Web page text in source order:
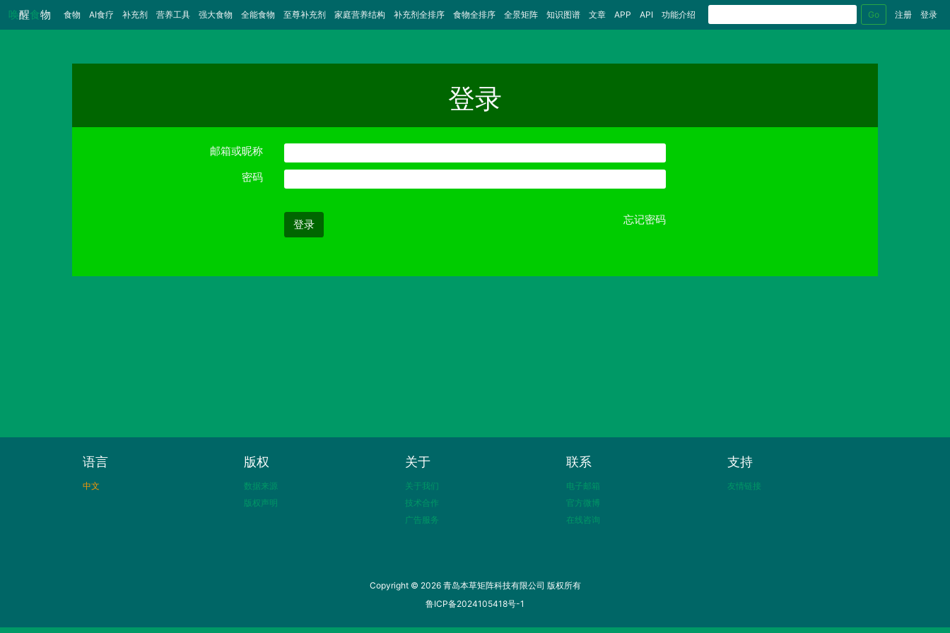
唤醒食物 食物 （当前）
AI食疗 补充剂 营养工具 强大食物 全能食物 至尊补充剂 家庭营养结构 补充剂全排序 食物全排序 全景矩阵 知识图谱 文章 APP API 功能介绍 Go 注册 登录
登录
邮箱或昵称
密码
登录 忘记密码
语言
中文
版权
数据来源
版权声明
关于
关于我们
技术合作
广告服务
联系
电子邮箱
官方微博
在线咨询
支持
友情链接
Copyright © 2026 青岛本草矩阵科技有限公司 版权所有
鲁ICP备2024105418号-1